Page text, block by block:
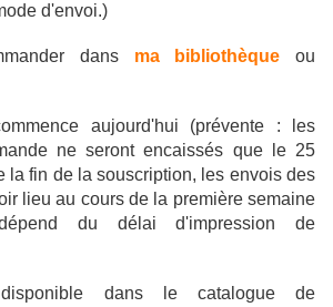
d'envoi.)
dans ma bibliothèque ou
aujourd'hui (prévente : les
ne seront encaissés que le 25
la fin de la souscription, les envois des
lieu au cours de la première semaine
du délai d'impression de
dans le catalogue de